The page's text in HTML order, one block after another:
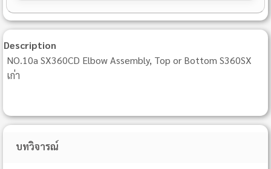
Description
NO.10a SX360CD Elbow Assembly, Top or Bottom S360SX
เก่า
บทวิจารณ์